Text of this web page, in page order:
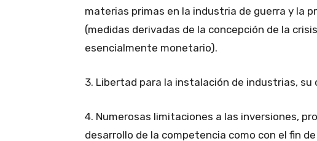
materias primas en la industria de guerra y la
(medidas derivadas de la concepción de la
esencialmente monetario).
3. Libertad para la instalación de industrias, su
4. Numerosas limitaciones a las inversiones,
desarrollo de la competencia como con el fin